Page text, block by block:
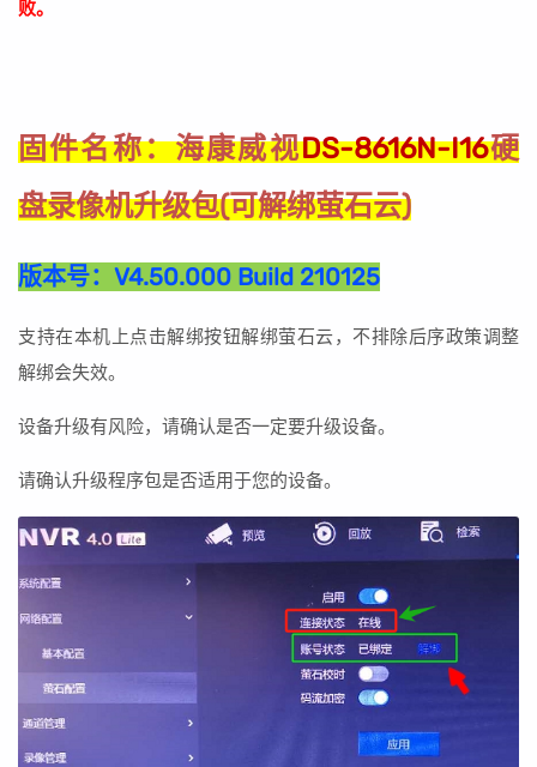
败。
固件名称：海康威视DS-8616N-I16硬
盘录像机升级包(可解绑萤石云)
版本号： V4.50.000 Build 210125
支持在本机上点击解绑按钮解绑萤石云，不排除后序政策调整
解绑会失效。
设备升级有风险，请确认是否一定要升级设备。
请确认升级程序包是否适用于您的设备。